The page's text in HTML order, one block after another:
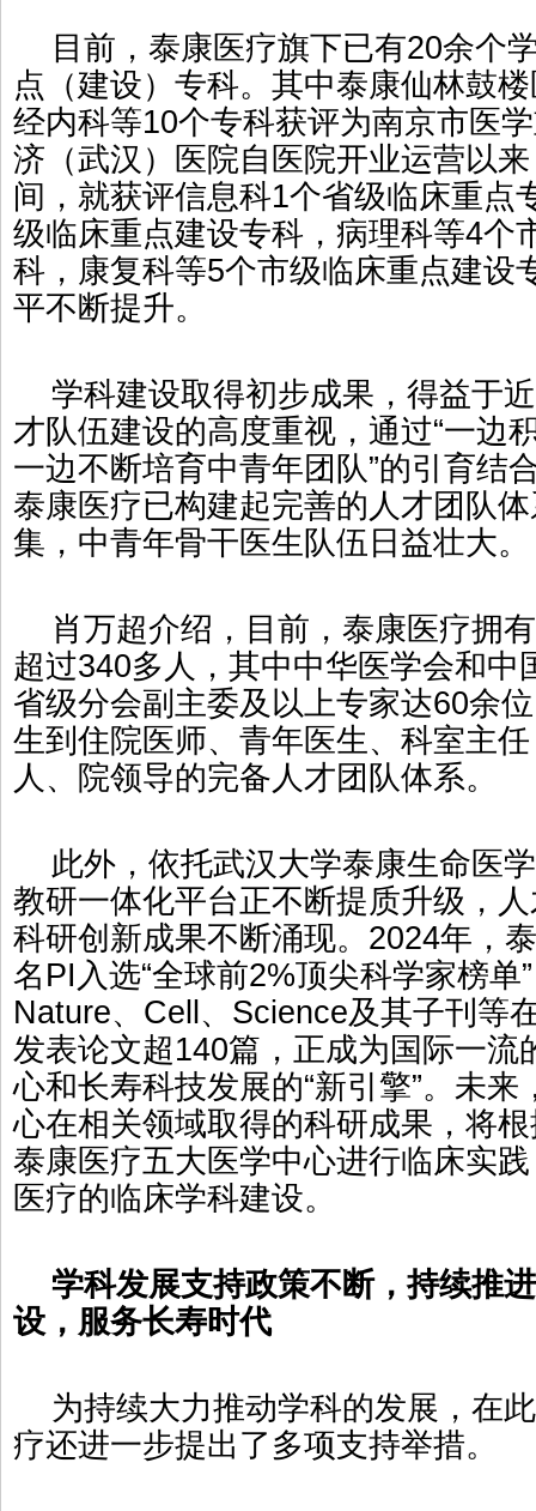
目前，泰康医疗旗下已有20余个
点（建设）专科。其中泰康仙林鼓
经内科等10个专科获评为南京市医
济（武汉）医院自医院开业运营以
间，就获评信息科1个省级临床重点
级临床重点建设专科，病理科等4个
科，康复科等5个市级临床重点建设
平不断提升。
学科建设取得初步成果，得益于
才队伍建设的高度重视，通过“一边
一边不断培育中青年团队”的引育结
泰康医疗已构建起完善的人才团队
集，中青年骨干医生队伍日益壮大。
肖万超介绍，目前，泰康医疗拥
超过340多人，其中中华医学会和中
省级分会副主委及以上专家达60余
生到住院医师、青年医生、科室主
人、院领导的完备人才团队体系。
此外，依托武汉大学泰康生命医
教研一体化平台正不断提质升级，
科研创新成果不断涌现。2024年，
名PI入选“全球前2%顶尖科学家榜单
Nature、Cell、Science及其子刊等
发表论文超140篇，正成为国际一流
心和长寿科技发展的“新引擎”。未
心在相关领域取得的科研成果，将
泰康医疗五大医学中心进行临床实
医疗的临床学科建设。
学科发展支持政策不断，持续推
设，服务长寿时代
为持续大力推动学科的发展，在
疗还进一步提出了多项支持举措。